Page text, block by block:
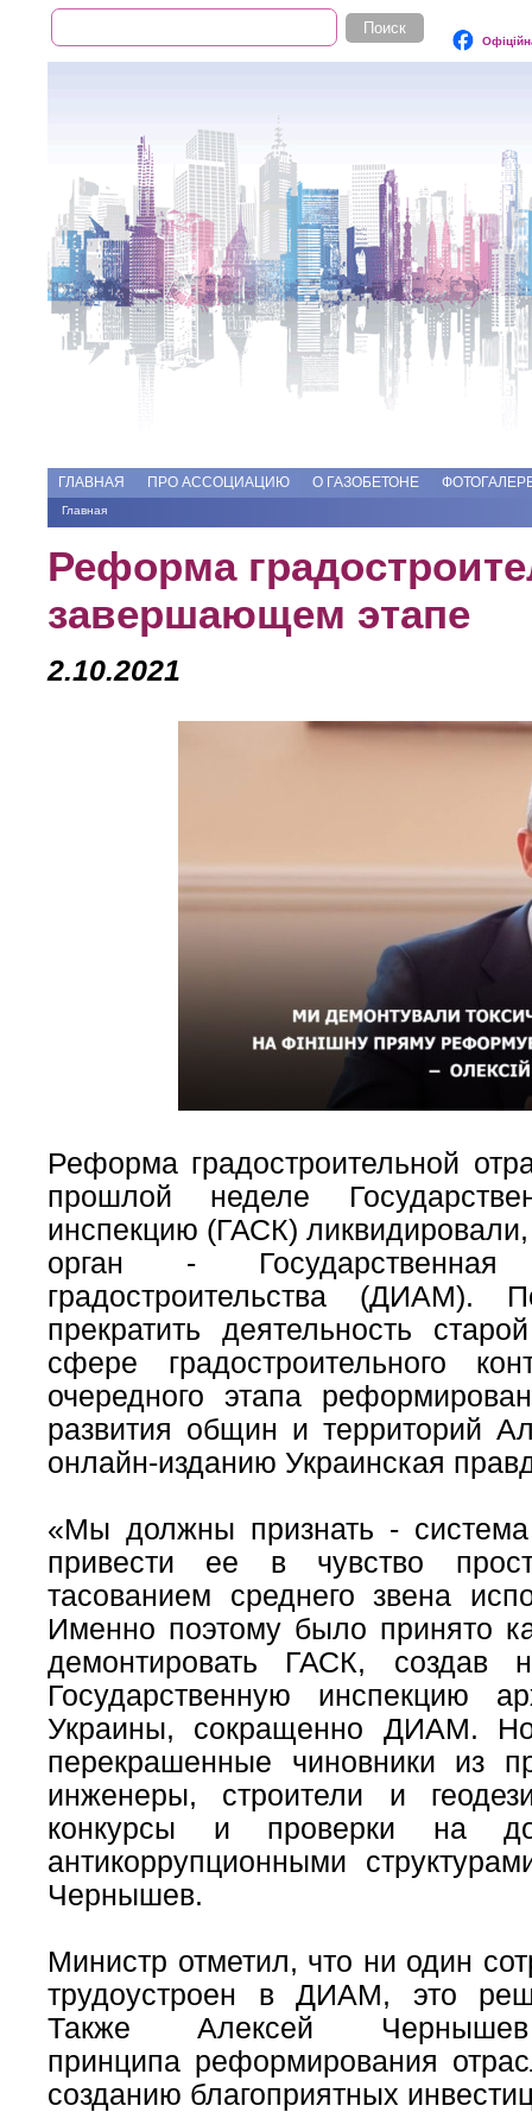
Форма поиска
Поиск
ГЛАВНАЯ ПРО АССОЦИАЦИЮ О ГАЗОБЕТОНЕ
Вы здесь
Главная
Реформа
завершающем этапе
2.10.2021
Реформа градостроительной
прошлой неделе
инспекцию (ГАСК)
орган -
градостроительства
прекратить деятельность
сфере градостроительного
очередного этапа
развития общин и территорий
онлайн-изданию Украинская
«Мы должны признать - система
привести ее в чувство
тасованием среднего звена
Именно поэтому было принято
демонтировать ГАСК, создав
Государственную инспекцию
Украины, сокращенно ДИАМ.
перекрашенные чиновники из
инженеры, строители и
конкурсы и проверки на
антикоррупционными
Чернышев.
Министр отметил, что ни один
трудоустроен в ДИАМ, это
Также Алексей
принципа реформирования
созданию благоприятных